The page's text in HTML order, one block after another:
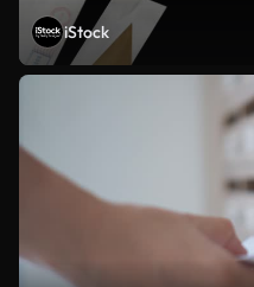
iStock